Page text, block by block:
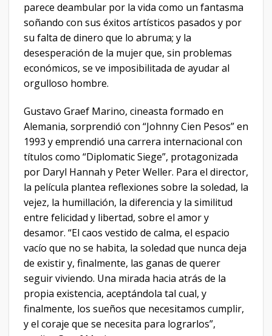
parece deambular por la vida como un fantasma
soñando con sus éxitos artísticos pasados y por
su falta de dinero que lo abruma; y la
desesperación de la mujer que, sin problemas
económicos, se ve imposibilitada de ayudar al
orgulloso hombre.
Gustavo Graef Marino, cineasta formado en
Alemania, sorprendió con “Johnny Cien Pesos” en
1993 y emprendió una carrera internacional con
títulos como “Diplomatic Siege”, protagonizada
por Daryl Hannah y Peter Weller. Para el director,
la película plantea reflexiones sobre la soledad, la
vejez, la humillación, la diferencia y la similitud
entre felicidad y libertad, sobre el amor y
desamor. “El caos vestido de calma, el espacio
vacío que no se habita, la soledad que nunca deja
de existir y, finalmente, las ganas de querer
seguir viviendo. Una mirada hacia atrás de la
propia existencia, aceptándola tal cual, y
finalmente, los sueños que necesitamos cumplir,
y el coraje que se necesita para lograrlos”,